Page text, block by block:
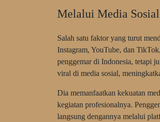
Melalui Media
Salah satu faktor yang turut
Instagram, YouTube, dan
penggemar di Indonesia, tetapi
viral di media sosial,
Dia memanfaatkan kekuatan
kegiatan profesionalnya.
langsung dengannya melalui